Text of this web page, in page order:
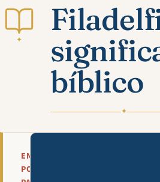
✦
bíblico
✦
EN
POCAS
Mira esta